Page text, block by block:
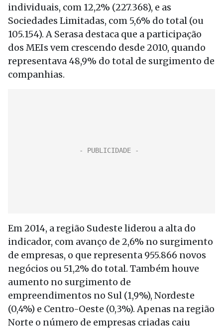
individuais, com 12,2% (227.368), e as
Sociedades Limitadas, com 5,6% do total (ou
105.154). A Serasa destaca que a participação
dos MEIs vem crescendo desde 2010, quando
representava 48,9% do total de surgimento de
companhias.
Em 2014, a região Sudeste liderou a alta do
indicador, com avanço de 2,6% no surgimento
de empresas, o que representa 955.866 novos
negócios ou 51,2% do total. Também houve
aumento no surgimento de
empreendimentos no Sul (1,9%), Nordeste
(0,4%) e Centro-Oeste (0,3%). Apenas na região
Norte o número de empresas criadas caiu